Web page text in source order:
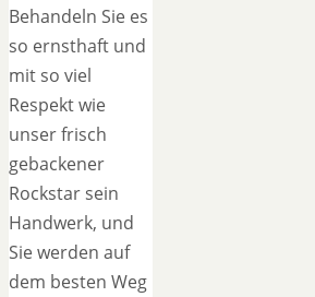
Behandeln Sie es
so ernsthaft und
mit so viel
Respekt wie
unser frisch
gebackener
Rockstar sein
Handwerk, und
Sie werden auf
dem besten Weg